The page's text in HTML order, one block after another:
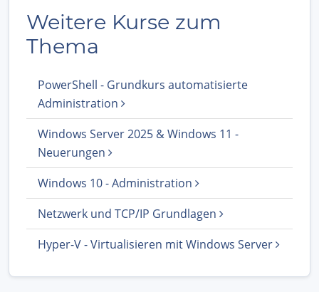
Weitere Kurse zum
Thema
PowerShell - Grundkurs automatisierte
Administration
Windows Server 2025 & Windows 11 -
Neuerungen
Windows 10 - Administration
Netzwerk und TCP/IP Grundlagen
Hyper-V - Virtualisieren mit Windows Server